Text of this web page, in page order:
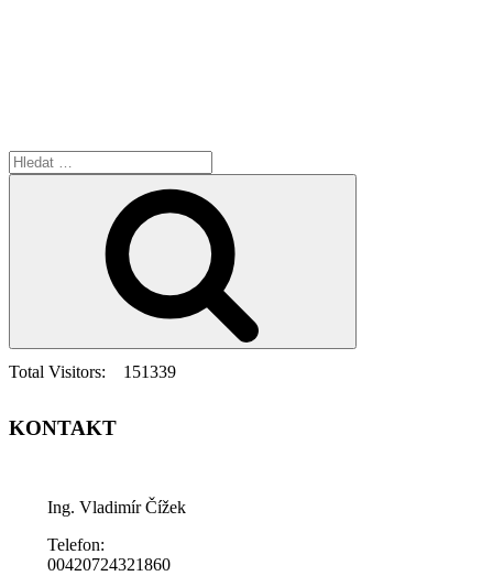
Hledat:
Total Visitors: 151339
KONTAKT
Ing. Vladimír Čížek
Telefon:
00420724321860